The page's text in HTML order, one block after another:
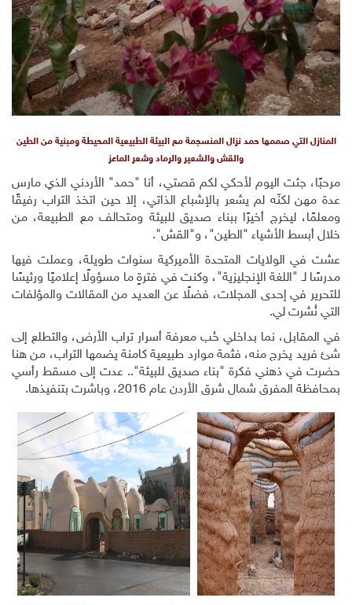
المنازل التي صممها حمد نزال المنسجمة مع البيئة الطبيعية المحيطة ومبنية من الطين
والقش والشعير والرماد وشعر الماعز
مرحبًا، جئت اليوم لأحكي لكم قصتي، أنا "حمد" الأردني الذي مارس
عدة مهن لكنّه لم يشعر بالإشباع الذاتي، إلا حين اتخذ التراب رفيقًا
ومعلمًا، ليخرج أخيرًا ببناء صديق للبيئة ومتحالف مع الطبيعة، من
خلال أبسط الأشياء "الطين"، و"القش".
عشت في الولايات المتحدة الأميركية سنوات طويلة، وعملت فيها
مدرسًا لـ "اللغة الإنجليزية"، وكنت في فترةٍ ما مسؤولًا إعلاميًا ورئيسًا
للتحرير في إحدى المجلات، فضلًا عن العديد من المقالات والمؤلفات
التي نُشرت لي.
في المقابل، نما بداخلي حُب معرفة أسرار تراب الأرض، والتطلع إلى
شئ فريد يخرج منه، فثمة موارد طبيعية كامنة يضمها التراب، من هنا
حضرت في ذهني فكرة "بناء صديق للبيئة".. عدت إلى مسقط رأسي
بمحافظة المفرق شمال شرق الأردن عام 2016، وباشرت بتنفيذها.